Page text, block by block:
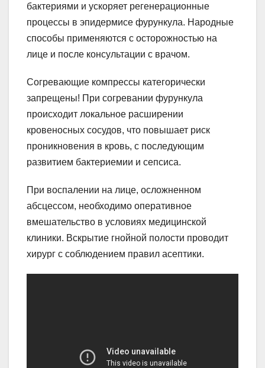
бактериями и ускоряет регенерационные
процессы в эпидермисе фурункула. Народные
способы применяются с осторожностью на
лице и после консультации с врачом.
Согревающие компрессы категорически
запрещены! При согревании фурункула
происходит локальное расширении
кровеносных сосудов, что повышает риск
проникновения в кровь, с последующим
развитием бактериемии и сепсиса.
При воспалении на лице, осложненном
абсцессом, необходимо оперативное
вмешательство в условиях медицинской
клиники. Вскрытие гнойной полости проводит
хирург с соблюдением правил асептики.